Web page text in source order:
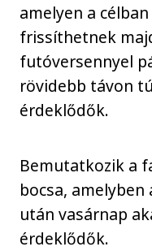
amelyen a
frissíthetnek
futóversennyel
rövidebb távon
érdeklődők.
Bemutatkozik a
bocsa,
után vasárnap
érdeklődők.